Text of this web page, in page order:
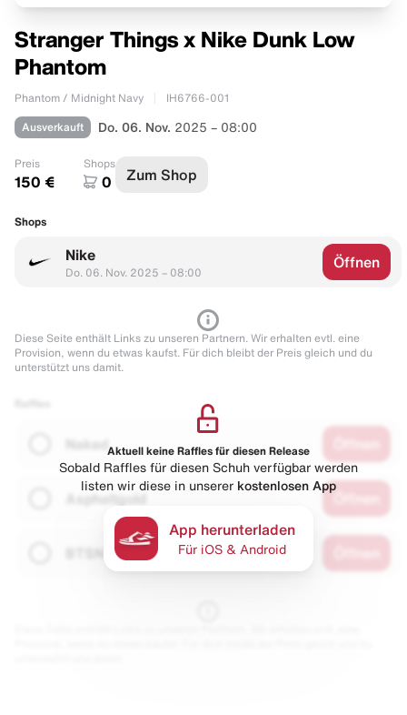
Stranger Things x Nike Dunk Low
Phantom
Phantom / Midnight Navy IH6766-001
Ausverkauft Do. 06. Nov. 2025 – 08:00
Preis
150 €
Shops
0 Zum Shop
Shops
Nike
Do. 06. Nov. 2025 – 08:00
Öffnen
Diese Seite enthält Links zu unseren Partnern. Wir erhalten evtl. eine
Provision, wenn du etwas kaufst. Für dich bleibt der Preis gleich und du
unterstützt uns damit.
Naked
Asphaltgold
Aktuell keine Raffles für diesen Release
Sobald Raffles für diesen Schuh verfügbar werden
listen wir diese in unserer kostenlosen App
App herunterladen
Für iOS & Android